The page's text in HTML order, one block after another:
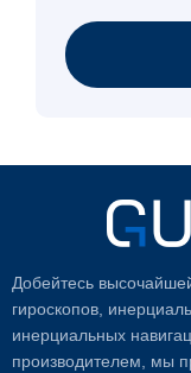
Добейтесь
гироскопов,
инерциальных
производителем, мы